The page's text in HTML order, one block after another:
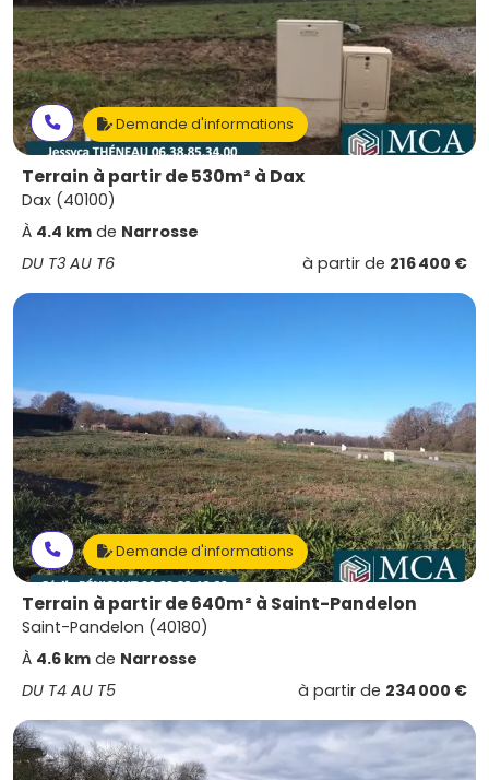
Demande d'informations
Terrain à partir de 530m² à Dax
Dax (40100)
À 4.4 km de Narrosse
DU T3 AU T6
à partir de 216 400 €
Demande d'informations
Terrain à partir de 640m² à Saint-Pandelon
Saint-Pandelon (40180)
À 4.6 km de Narrosse
DU T4 AU T5
à partir de 234 000 €